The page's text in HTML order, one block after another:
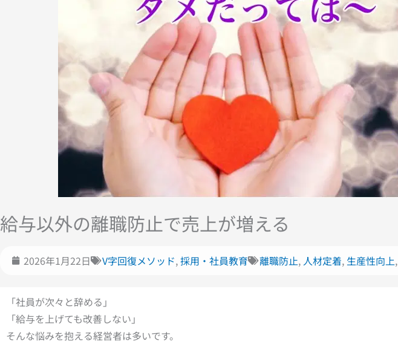
給与以外の離職防止で売上が増える
2026年1月22日 V字回復メソッド,採用・社員教育 離職防止, 人材定着, 生産性向上,
「社員が次々と辞める」
「給与を上げても改善しない」
そんな悩みを抱える経営者は多いです。